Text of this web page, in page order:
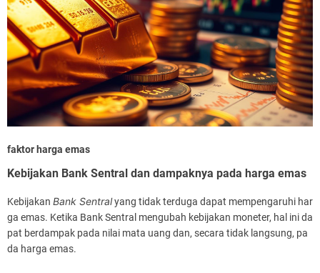
faktor harga emas
Kebijakan Bank Sentral dan dampaknya pada harga emas
Kebijakan Bank Sentralyang tidak terduga dapat mempengaruhi har
ga emas. Ketika Bank Sentral mengubah kebijakan moneter, hal ini da
pat berdampak pada nilai mata uang dan, secara tidak langsung, pa
da harga emas.